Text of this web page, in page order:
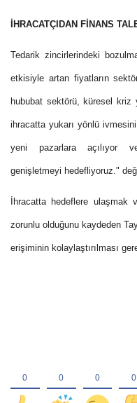
İHRACATÇIDAN FİNANS
Tedarik zincirlerindeki
etkisiyle artan fiyatların
hububat sektörü, küresel kriz
ihracatta yukarı yönlü
yeni pazarlara açılıyor
genişletmeyi hedefliyoruz."
İhracatta hedeflere ulaşmak
zorunlu olduğunu kaydeden
erişiminin kolaylaştırılması